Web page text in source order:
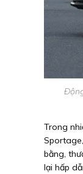
Trong
bằng,
lại hấp